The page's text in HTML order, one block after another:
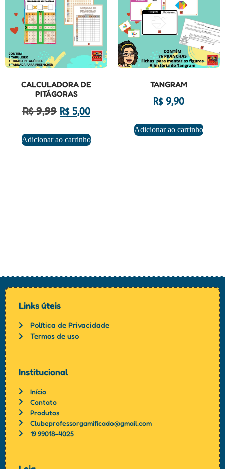
CALCULADORA DE
PITÁGORAS
R$9,99 R$5,00
Adicionar ao carrinho
TANGRAM
R$9,90
Adicionar ao carrinho
Links úteis
Política de Privacidade
Termos de uso
Institucional
Início
Contato
Produtos
Clubeprofessorgamificado@gmail.com
19 99018-4025